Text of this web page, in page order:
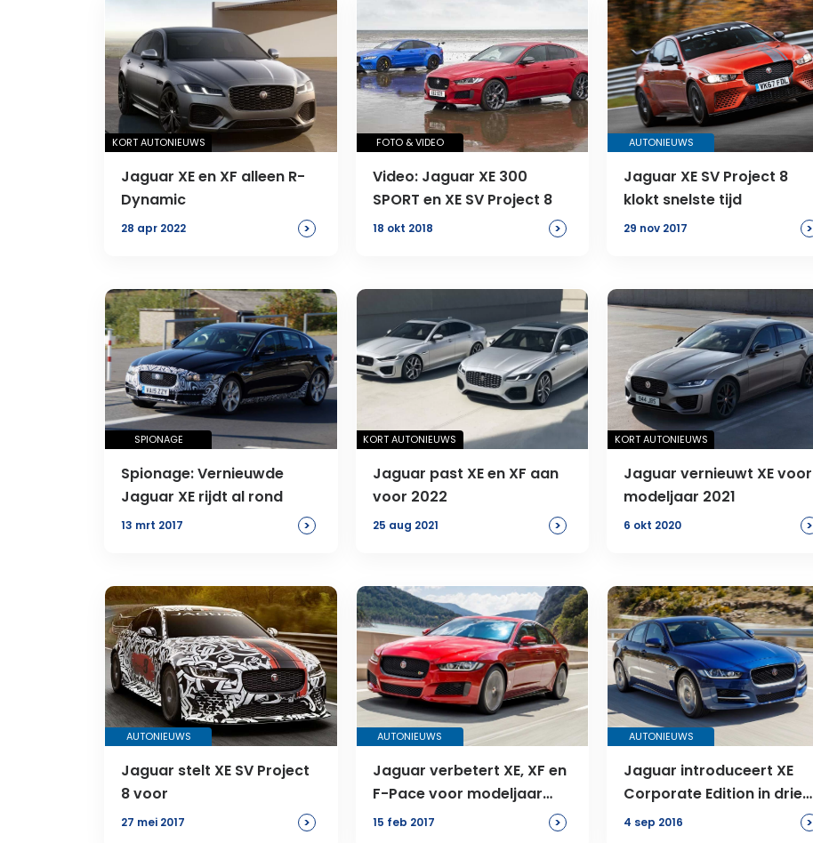
KORT AUTONIEUWS
Jaguar XE en XF alleen R-
Dynamic
28 apr 2022 >
FOTO & VIDEO
Video: Jaguar XE 300
SPORT en XE SV Project 8
18 okt 2018 >
AUTONIEUWS
Jaguar XE SV Project 8
klokt snelste tijd
29 nov 2017 >
SPIONAGE
Spionage: Vernieuwde
Jaguar XE rijdt al rond
13 mrt 2017 >
KORT AUTONIEUWS
Jaguar past XE en XF aan
voor 2022
25 aug 2021 >
KORT AUTONIEUWS
Jaguar vernieuwt XE voor
modeljaar 2021
6 okt 2020 >
AUTONIEUWS
Jaguar stelt XE SV Project
8 voor
27 mei 2017 >
AUTONIEUWS
Jaguar verbetert XE, XF en
F-Pace voor modeljaar
2018
15 feb 2017 >
AUTONIEUWS
Jaguar introduceert XE
Corporate Edition in drie
smaken
4 sep 2016 >